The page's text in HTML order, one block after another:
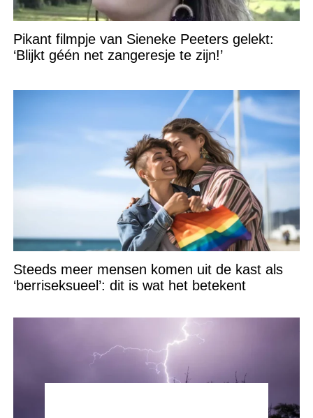
Pikant filmpje van Sieneke Peeters gelekt:
‘Blijkt géén net zangeresje te zijn!’
Steeds meer mensen komen uit de kast als
‘berriseksueel’: dit is wat het betekent